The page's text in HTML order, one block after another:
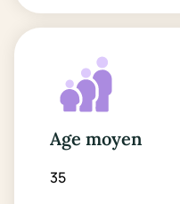
Age moyen
35